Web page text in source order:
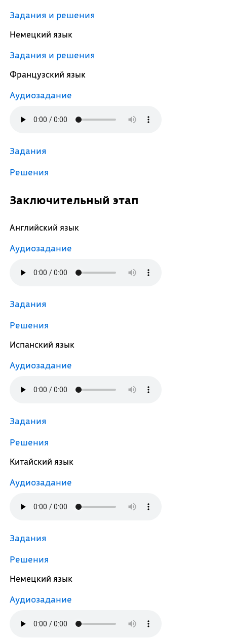
Задания и решения
Немецкий язык
Задания и решения
Французский язык
Аудиозадание
Задания
Решения
Заключительный этап
Английский язык
Аудиозадание
Задания
Решения
Испанский язык
Аудиозадание
Задания
Решения
Китайский язык
Аудиозадание
Задания
Решения
Немецкий язык
Аудиозадание